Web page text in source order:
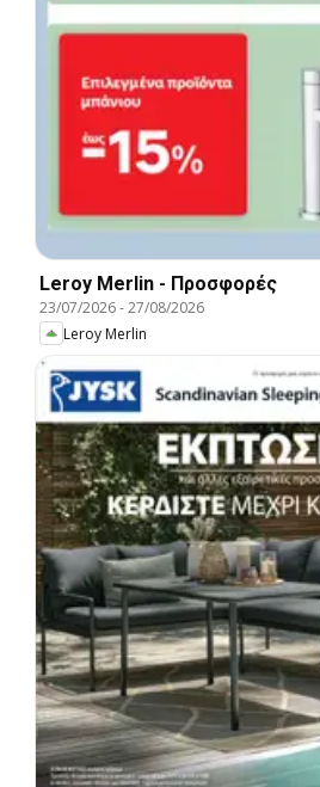
Leroy Merlin - Προσφορές
23/07/2026-27/08/2026
Leroy Merlin